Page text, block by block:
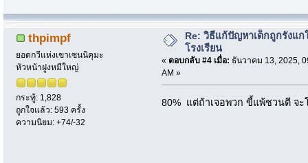
thpimpf
ยอดกวีแห่งเขาเซนนิคุมะ
หัวหน้าฝูงหมีใหญ่
กระทู้: 1,828
ถูกใจแล้ว: 593 ครั้ง
ความนิยม: +74/-32
Re: วิธีแก้ปัญหาเด็กถูกรังแก
โรงเรียน
« ตอบกลับ #4 เมื่อ: ธันวาคม 13, 2025,
AM »
80% แต่ถ้าเจอพวก ขี้แพ้ชวนตี จ